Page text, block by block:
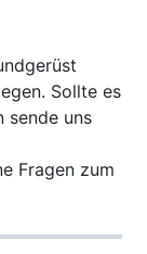
Sollte es
sende uns
Fragen zum